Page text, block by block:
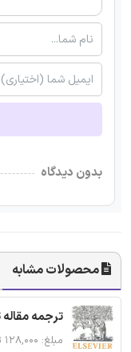
بدون دیدگاه
محصولات مشابه
ترجمه
مبلغ: ۱۲۸,۰۰۰ تومان